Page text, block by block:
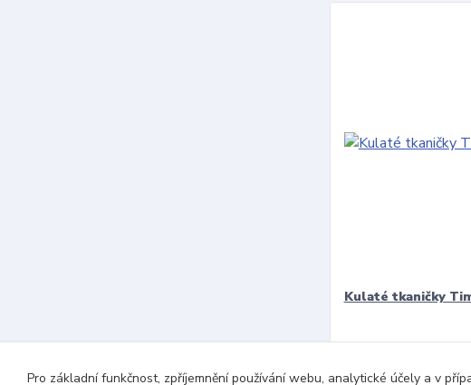
Kulaté tkaničky
Zvolit
Pro základní funkčnost, zpříjemnění používání webu, analytické účely a v